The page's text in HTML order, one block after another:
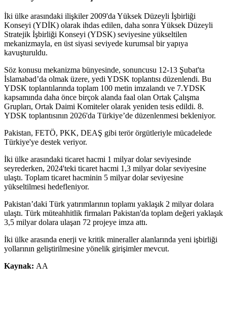
İki ülke arasındaki ilişkiler 2009'da Yüksek Düzeyli İşbirliği
Konseyi (YDİK) olarak ihdas edilen, daha sonra Yüksek Düzeyli
Stratejik İşbirliği Konseyi (YDSK) seviyesine yükseltilen
mekanizmayla, en üst siyasi seviyede kurumsal bir yapıya
kavuşturuldu.
Söz konusu mekanizma bünyesinde, sonuncusu 12-13 Şubat'ta
İslamabad’da olmak üzere, yedi YDSK toplantısı düzenlendi. Bu
YDSK toplantılarında toplam 100 metin imzalandı ve 7.YDSK
kapsamında daha önce birçok alanda faal olan Ortak Çalışma
Grupları, Ortak Daimi Komiteler olarak yeniden tesis edildi. 8.
YDSK toplantısının 2026'da Türkiye’de düzenlenmesi bekleniyor.
Pakistan, FETÖ, PKK, DEAŞ gibi terör örgütleriyle mücadelede
Türkiye'ye destek veriyor.
İki ülke arasındaki ticaret hacmi 1 milyar dolar seviyesinde
seyrederken, 2024'teki ticaret hacmi 1,3 milyar dolar seviyesine
ulaştı. Toplam ticaret hacminin 5 milyar dolar seviyesine
yükseltilmesi hedefleniyor.
Pakistan’daki Türk yatırımlarının toplamı yaklaşık 2 milyar dolara
ulaştı. Türk müteahhitlik firmaları Pakistan'da toplam değeri yaklaşık
3,5 milyar dolara ulaşan 72 projeye imza attı.
İki ülke arasında enerji ve kritik mineraller alanlarında yeni işbirliği
yollarının geliştirilmesine yönelik girişimler mevcut.
Kaynak: AA